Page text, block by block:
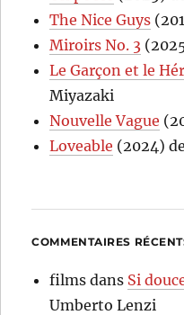
The Nice Guys
Miroirs No. 3
Le Garçon et le
Miyazaki
Nouvelle Vague
Loveable (2024)
COMMENTAIRES
films dans Si
Umberto Lenzi